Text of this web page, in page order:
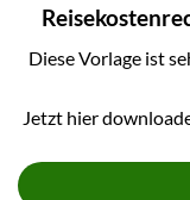
Diese Vorlage ist
Jetzt hier